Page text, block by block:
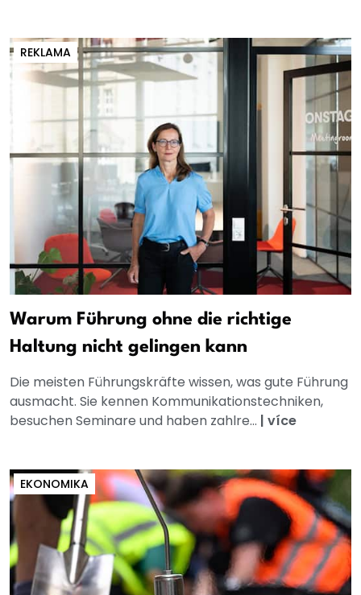
REKLAMA
Warum Führung ohne die richtige
Haltung nicht gelingen kann
Die meisten Führungskräfte wissen, was gute Führung
ausmacht. Sie kennen Kommunikationstechniken,
besuchen Seminare und haben zahlre... | více
EKONOMIKA